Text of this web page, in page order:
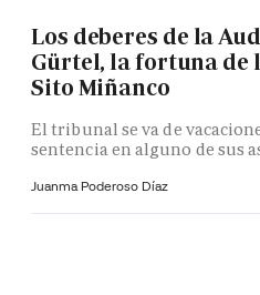
Los deberes de la
Gürtel, la fortuna de
Sito Miñanco
El tribunal se va de
sentencia en alguno de sus
Juanma Poderoso Díaz